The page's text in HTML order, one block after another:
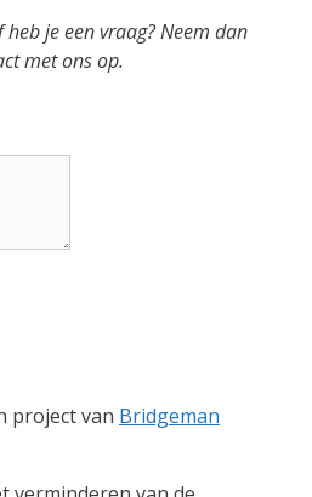
je een vraag? Neem dan
met ons op.
project van Bridgeman